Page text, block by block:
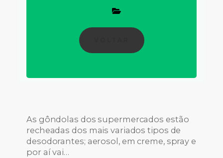
As gôndolas dos supermercados estão
recheadas dos mais variados tipos de
desodorantes; aerosol, em creme, spray e
por aí vai…